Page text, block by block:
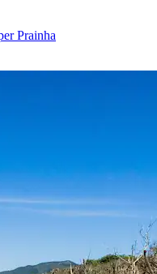
Prainha